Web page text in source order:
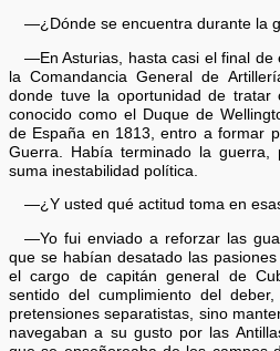
—¿Dónde se encuentra durante la
—En Asturias, hasta casi el final de
la Comandancia General de
donde tuve la oportunidad de tratar
conocido como el Duque de
de España en 1813, entro a formar
Guerra. Había terminado la
suma inestabilidad política.
—¿Y usted qué actitud toma en
—Yo fui enviado a reforzar las
que se habían desatado las
el cargo de capitán general de
sentido del cumplimiento del
pretensiones separatistas, sino
navegaban a su gusto por las